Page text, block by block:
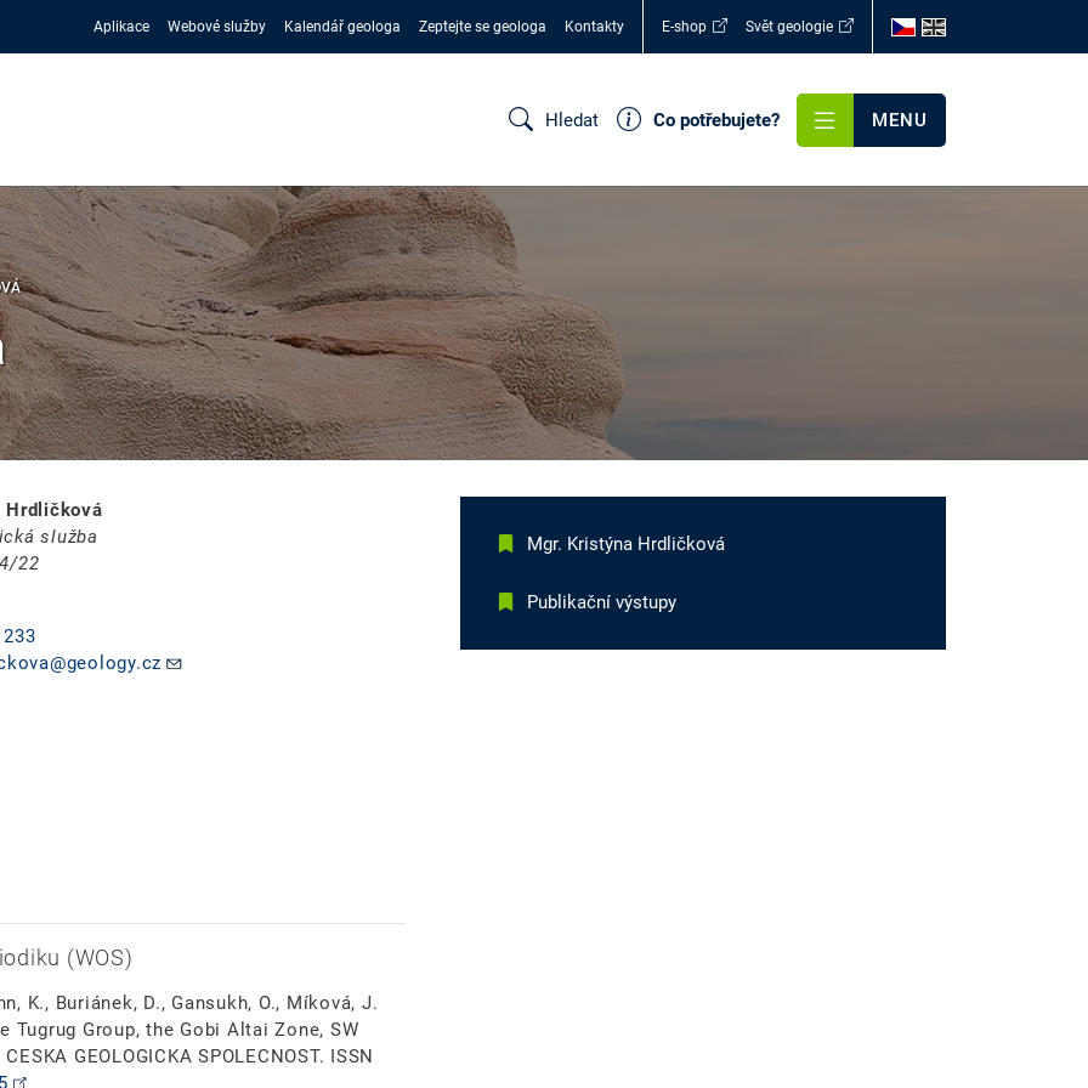
Aplikace Webové služby Kalendář geologa Zeptejte se geologa Kontakty E-shop Svět geologie
Hledat Co potřebujete? MENU
Hrdličková
služba
22
(WOS)
K., Buriánek, D., Gansukh, O., Míková, J.
Group, the Gobi Altai Zone, SW
GEOLOGICKA SPOLECNOST. ISSN
Mgr. Kristýna Hrdličková
Publikační výstupy